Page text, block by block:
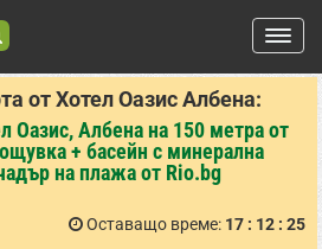
ВХОД С GOOGLE
от Хотел Оазис Албена:
Оазис, Албена на 150 метра от
+ басейн с минерална
на плажа от Rio.bg
Оставащо време: 17 12 24